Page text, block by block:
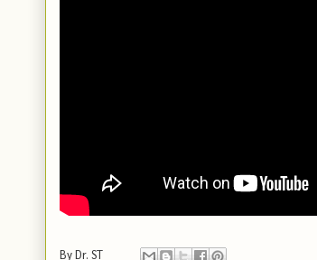
ByDr. ST